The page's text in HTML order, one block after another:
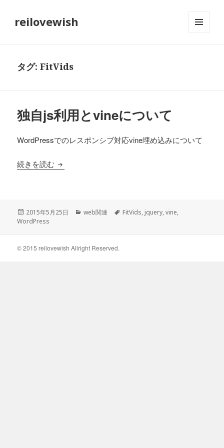
reilovewish
タグ:FitVids
独自js利用とvineについて
WordPressでのレスポンシブ対応vine埋め込みについて
続きを読む 独自js利用とvineについて
投
稿
2015年5月25日
カ
ー
web関連
タ
FitVids, jquery,vine,
WordPress
© 2015 reilovewish Allright Reserved.